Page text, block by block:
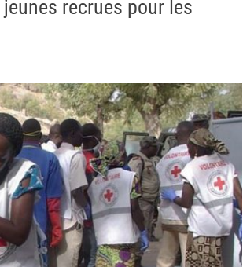
recrues pour les